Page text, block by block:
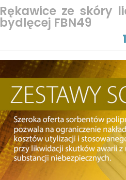
Rękawice ze skóry
bydlęcej FBN49